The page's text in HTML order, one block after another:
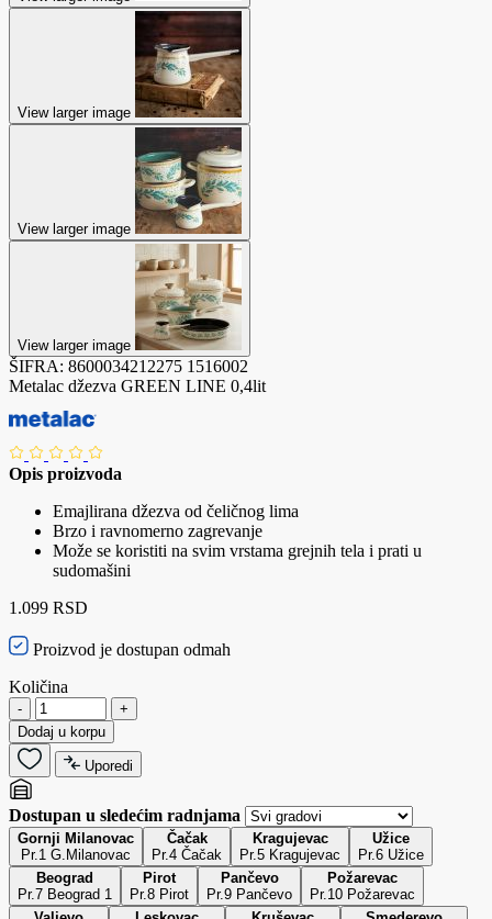
View larger image
View larger image
View larger image
ŠIFRA: 8600034212275 1516002
Metalac džezva GREEN LINE 0,4lit
Opis proizvoda
Emajlirana džezva od čeličnog lima
Brzo i ravnomerno zagrevanje
Može se koristiti na svim vrstama grejnih tela i prati u
sudomašini
1.099 RSD
Proizvod je dostupan odmah
Količina
-
+
Dodaj u korpu
Uporedi
Dostupan u sledećim radnjama
Gornji Milanovac
Pr.1 G.Milanovac
Čačak
Pr.4 Čačak
Kragujevac
Pr.5 Kragujevac
Užice
Pr.6 Užice
Beograd
Pr.7 Beograd 1
Pirot
Pr.8 Pirot
Pančevo
Pr.9 Pančevo
Požarevac
Pr.10 Požarevac